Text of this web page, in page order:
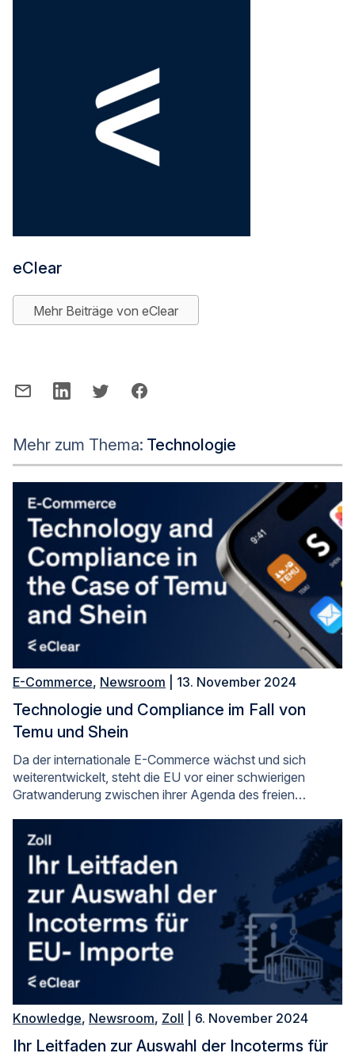
eClear
Mehr Beiträge von eClear
Mehr zum Thema: Technologie
E-Commerce, Newsroom | 13. November 2024
Technologie und Compliance im Fall von
Temu und Shein
Da der internationale E-Commerce wächst und sich
weiterentwickelt, steht die EU vor einer schwierigen
Gratwanderung zwischen ihrer Agenda des freien…
Knowledge, Newsroom, Zoll | 6. November 2024
Ihr Leitfaden zur Auswahl der Incoterms für